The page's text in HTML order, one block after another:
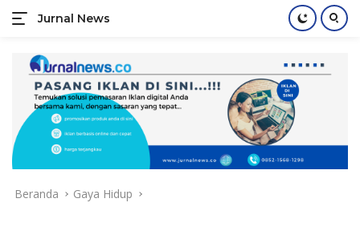
konten
Jurnal News
Jendela
Rakyat
Beranda Gaya Hidup